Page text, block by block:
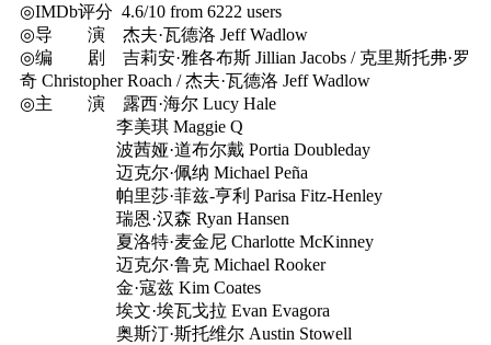
◎IMDb评分 4.6/10 from 6222 users
◎导 演 杰夫·瓦德洛 Jeff Wadlow
◎编 剧 吉莉安·雅各布斯 Jillian Jacobs / 克里斯托弗·罗
奇 Christopher Roach / 杰夫·瓦德洛 Jeff Wadlow
◎主 演 露西·海尔 Lucy Hale
李美琪 Maggie Q
波茜娅·道布尔戴 Portia Doubleday
迈克尔·佩纳 Michael Peña
帕里莎·菲兹-亨利 Parisa Fitz-Henley
瑞恩·汉森 Ryan Hansen
夏洛特·麦金尼 Charlotte McKinney
迈克尔·鲁克 Michael Rooker
金·寇兹 Kim Coates
埃文·埃瓦戈拉 Evan Evagora
奥斯汀·斯托维尔 Austin Stowell